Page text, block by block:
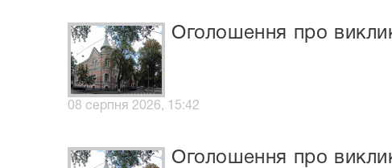
Оголошення про
08 серпня 2026, 15:42
Оголошення про